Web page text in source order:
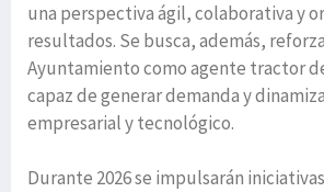
una perspectiva ágil, colaborativa y
resultados. Se busca, además,
Ayuntamiento como agente tractor
capaz de generar demanda y
empresarial y tecnológico.
Durante 2026 se impulsarán